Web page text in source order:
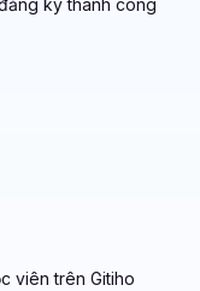
ký thành công
viên trên Gitiho